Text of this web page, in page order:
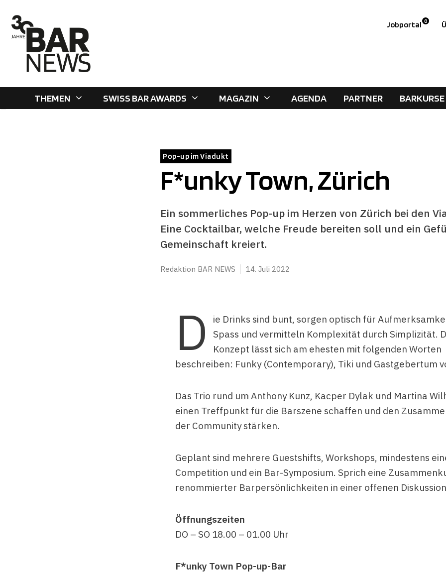
Inhalt
springen
Jobportal 0
THEMEN SWISS BAR AWARDS MAGAZIN AGENDA PARTNER BARKURSE
Pop-up im Viadukt
F*unky Town, Zürich
Ein sommerliches Pop-up im Herzen von Zürich bei den
Eine Cocktailbar, welche Freude bereiten soll und ein
Gemeinschaft kreiert.
Redaktion BAR NEWS 14. Juli 2022
D
ie Drinks sind bunt, sorgen optisch für
Spass und vermitteln Komplexität durch Simplizität.
Konzept lässt sich am ehesten mit folgenden Worten
beschreiben: Funky (Contemporary), Tiki und Gastgebertum
Das Trio rund um Anthony Kunz, Kacper Dylak und Martina
einen Treffpunkt für die Barszene schaffen und den
der Community stärken.
Geplant sind mehrere Guestshifts, Workshops, mindestens
Competition und ein Bar-Symposium. Sprich eine
renommierter Barpersönlichkeiten in einer offenen
Öffnungszeiten
DO – SO 18.00 – 01.00 Uhr
F*unky Town Pop-up-Bar